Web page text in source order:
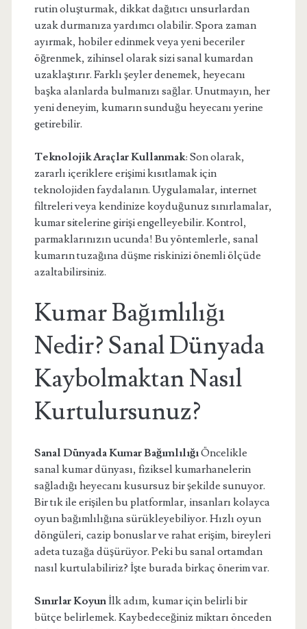
rutin oluşturmak, dikkat dağıtıcı unsurlardan
uzak durmanıza yardımcı olabilir. Spora zaman
ayırmak, hobiler edinmek veya yeni beceriler
öğrenmek, zihinsel olarak sizi sanal kumardan
uzaklaştırır. Farklı şeyler denemek, heyecanı
başka alanlarda bulmanızı sağlar. Unutmayın, her
yeni deneyim, kumarın sunduğu heyecanı yerine
getirebilir.
Teknolojik Araçlar Kullanmak: Son olarak,
zararlı içeriklere erişimi kısıtlamak için
teknolojiden faydalanın. Uygulamalar, internet
filtreleri veya kendinize koyduğunuz sınırlamalar,
kumar sitelerine girişi engelleyebilir. Kontrol,
parmaklarınızın ucunda! Bu yöntemlerle, sanal
kumarın tuzağına düşme riskinizi önemli ölçüde
azaltabilirsiniz.
Kumar Bağımlılığı
Nedir? Sanal Dünyada
Kaybolmaktan Nasıl
Kurtulursunuz?
Sanal Dünyada Kumar BağımlılığıÖncelikle
sanal kumar dünyası, fiziksel kumarhanelerin
sağladığı heyecanı kusursuz bir şekilde sunuyor.
Bir tık ile erişilen bu platformlar, insanları kolayca
oyun bağımlılığına sürükleyebiliyor. Hızlı oyun
döngüleri, cazip bonuslar ve rahat erişim, bireyleri
adeta tuzağa düşürüyor. Peki bu sanal ortamdan
nasıl kurtulabiliriz? İşte burada birkaç önerim var.
Sınırlar Koyunİlk adım, kumar için belirli bir
bütçe belirlemek. Kaybedeceğiniz miktarı önceden